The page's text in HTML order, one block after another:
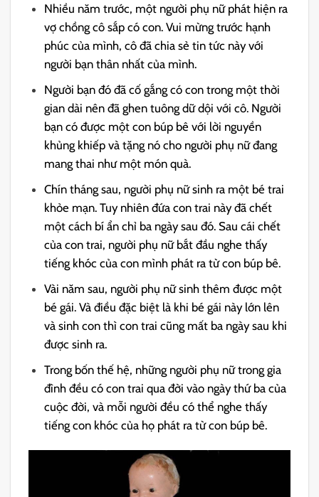
Nhiều năm trước, một người phụ nữ phát hiện ra
vợ chồng cô sắp có con. Vui mừng trước hạnh
phúc của mình, cô đã chia sẻ tin tức này với
người bạn thân nhất của mình.
Người bạn đó đã cố gắng có con trong một thời
gian dài nên đã ghen tuông dữ dội với cô. Người
bạn có được một con búp bê với lời nguyền
khủng khiếp và tặng nó cho người phụ nữ đang
mang thai như một món quà.
Chín tháng sau, người phụ nữ sinh ra một bé trai
khỏe mạn. Tuy nhiên đứa con trai này đã chết
một cách bí ẩn chỉ ba ngày sau đó. Sau cái chết
của con trai, người phụ nữ bắt đầu nghe thấy
tiếng khóc của con mình phát ra từ con búp bê.
Vài năm sau, người phụ nữ sinh thêm được một
bé gái. Và điều đặc biệt là khi bé gái này lớn lên
và sinh con thì con trai cũng mất ba ngày sau khi
được sinh ra.
Trong bốn thế hệ, những người phụ nữ trong gia
đình đều có con trai qua đời vào ngày thứ ba của
cuộc đời, và mỗi người đều có thể nghe thấy
tiếng con khóc của họ phát ra từ con búp bê.